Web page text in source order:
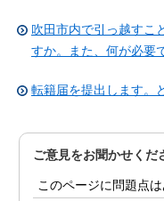
吹田市内で引っ越すこ
すか。また、何が必要
転籍届を提出します。
ご意見をお聞かせくだ
このページに問題点